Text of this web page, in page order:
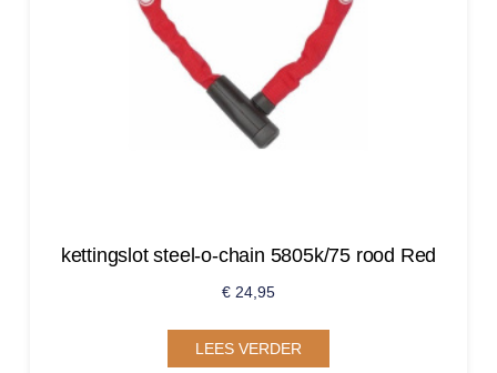
kettingslot steel-o-chain 5805k/75 rood Red
€ 24,95
LEES VERDER